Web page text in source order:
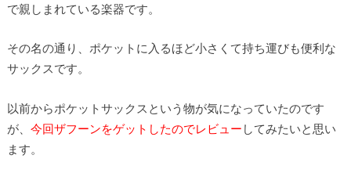
で親しまれている楽器です。
その名の通り、ポケットに入るほど小さくて持ち運びも便利な
サックスです。
以前からポケットサックスという物が気になっていたのです
が、 今回ザフーンをゲットしたのでレビュー してみたいと思い
ます。